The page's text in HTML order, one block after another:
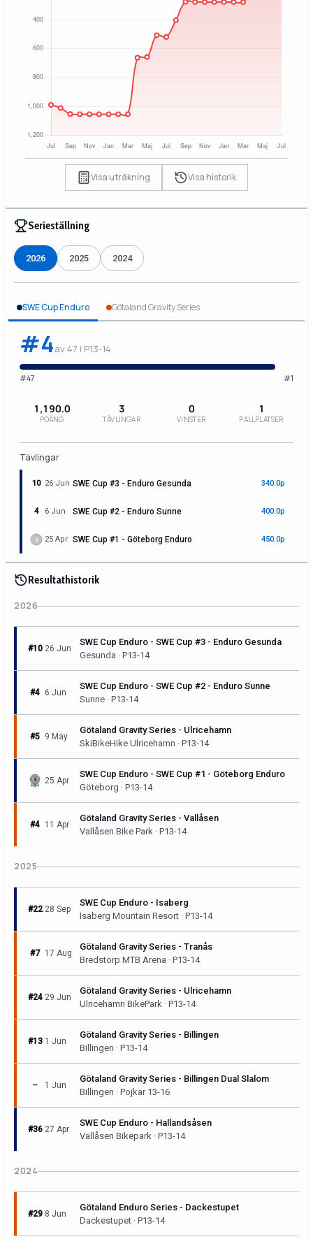
Visa uträkning Visa historik
Serieställning
2026 2025 2024
SWE Cup Enduro Götaland Gravity Series
#4av 47 i P13-14
#47 #1
1,190.0
POÄNG
3
TÄVLINGAR
0
VINSTER
1
PALLPLATSER
Tävlingar
10 26 Jun SWE Cup #3 - Enduro Gesunda 340.0p
4 6 Jun SWE Cup #2 - Enduro Sunne 400.0p
2 25 Apr SWE Cup #1 - Göteborg Enduro 450.0p
Resultathistorik
2026
#10 26 Jun
SWE Cup Enduro - SWE Cup #3 - Enduro Gesunda
Gesunda · P13-14
#4 6 Jun
SWE Cup Enduro - SWE Cup #2 - Enduro Sunne
Sunne · P13-14
#5 9 May
Götaland Gravity Series - Ulricehamn
SkiBikeHike Ulricehamn · P13-14
25 Apr
SWE Cup Enduro - SWE Cup #1 - Göteborg Enduro
Göteborg · P13-14
#4 11 Apr
Götaland Gravity Series - Vallåsen
Vallåsen Bike Park · P13-14
2025
#22 28 Sep
SWE Cup Enduro - Isaberg
Isaberg Mountain Resort · P13-14
#7 17 Aug
Götaland Gravity Series - Tranås
Bredstorp MTB Arena · P13-14
#24 29 Jun
Götaland Gravity Series - Ulricehamn
Ulricehamn BikePark · P13-14
#13 1 Jun
Götaland Gravity Series - Billingen
Billingen · P13-14
– 1 Jun
Götaland Gravity Series - Billingen Dual Slalom
Billingen · Pojkar 13-16
#36 27 Apr
SWE Cup Enduro - Hallandsåsen
Vallåsen Bikepark · P13-14
2024
#29 8 Jun
Götaland Enduro Series - Dackestupet
Dackestupet · P13-14